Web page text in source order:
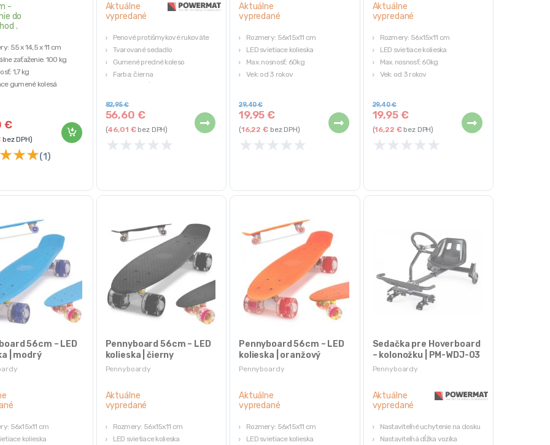
-
do
.
55 x 14,5 x 11 cm
zaťaženie: 100 kg
1,7 kg
gumené kolesá
€
bez DPH)
★★★(1)
Aktuálne
vypredané
Penové protišmykové rukoväte
Tvarované sedadlo
Gumené predné koleso
Farba: čierna
56,60 €
82,95€
(46,01 €bez DPH)
★ ★ ★ ★ ★
Aktuálne
vypredané
Rozmery: 56x15x11 cm
LED svietiace kolieska
Max. nosnosť: 60kg
Vek: od 3 rokov
19,95€
29,40€
(16,22€bez DPH)
★ ★ ★ ★ ★
Aktuálne
vypredané
Rozmery: 56x15x11 cm
LED svietiace kolieska
Max. nosnosť: 60kg
Vek: od 3 rokov
19,95 €
29,40€
(16,22 €bez DPH)
★ ★ ★ ★ ★
56cm – LED
| modrý
56x15x11 cm
kolieska
Pennyboardy
Pennyboard 56cm – LED
kolieska | čierny
Aktuálne
vypredané
Rozmery: 56x15x11 cm
LED svietiace kolieska
Pennyboardy
Pennyboard 56cm – LED
kolieska | oranžový
Aktuálne
vypredané
Rozmery: 56x15x11 cm
LED svietiace kolieska
Pennyboardy
Sedačka pre Hoverboard
– kolonožku | PM-WDJ-03
Aktuálne
vypredané
Nastaviteľné uchytenie na dosku
Nastaviteľná dĺžka vozíka